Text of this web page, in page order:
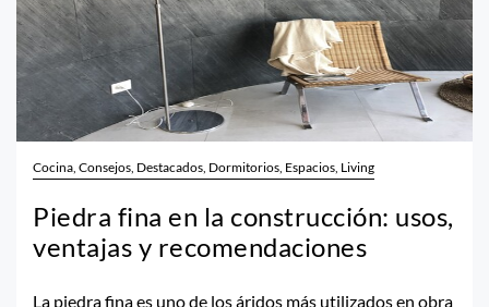
Cocina, Consejos, Destacados, Dormitorios, Espacios, Living
Piedra fina en la construcción: usos,
ventajas y recomendaciones
La piedra fina es uno de los áridos más utilizados en obra